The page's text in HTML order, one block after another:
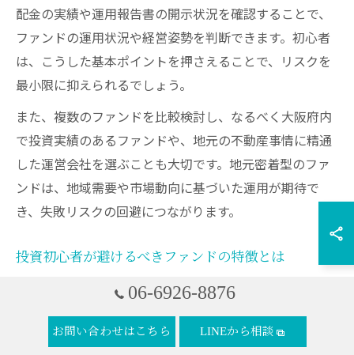
配金の実績や運用報告書の開示状況を確認することで、
ファンドの運用状況や経営姿勢を判断できます。初心者
は、こうした基本ポイントを押さえることで、リスクを
最小限に抑えられるでしょう。
また、複数のファンドを比較検討し、なるべく大阪府内
で投資実績のあるファンドや、地元の不動産事情に精通
した運営会社を選ぶことも大切です。地元密着型のファ
ンドは、地域需要や市場動向に基づいた運用が期待で
き、失敗リスクの回避につながります。
投資初心者が避けるべきファンドの特徴とは
投資初心者が大阪府で不動産投資ファンドを選ぶ際、避
ている」「分配や返金に関するトラブルが多い」「運用
06-6926-8876
お問い合わせはこちら LINEから相談